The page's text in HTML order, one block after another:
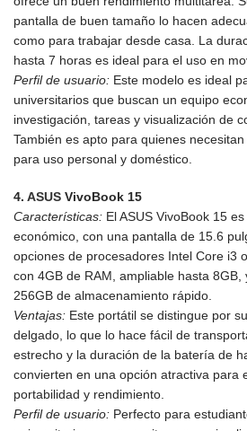
pantalla de buen tamaño lo hacen
como para trabajar desde casa. La
hasta 7 horas es ideal para el uso en
Perfil de usuario: Este modelo es ideal
universitarios que buscan un equipo
investigación, tareas y visualización de
También es apto para quienes
para uso personal y doméstico.
4. ASUS VivoBook 15
Características: El ASUS VivoBook 15
económico, con una pantalla de 15.6
opciones de procesadores Intel Core i3
con 4GB de RAM, ampliable hasta 8GB,
256GB de almacenamiento rápido.
Ventajas: Este portátil se distingue por
delgado, lo que lo hace fácil de
estrecho y la duración de la batería de
convierten en una opción atractiva para
portabilidad y rendimiento.
Perfil de usuario: Perfecto para